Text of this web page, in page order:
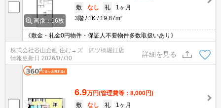
画像：16枚
敷
なし 礼
1ヶ月
3階
1K 19.87m²
《敷金・礼金0円物件・保証人不要物件多数取扱いあり》
株式会社谷山企画 住む→ズ 四ツ橋堀江店
情報更新日 2026/07/30
詳細を見る
6.9万円(管理費等：8,000円)
敷
なし 礼
1ヶ月